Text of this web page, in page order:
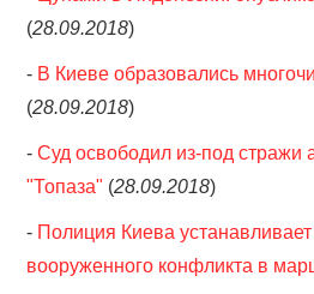
(28.09.2018)
- В Киеве образовались
(28.09.2018)
-Суд освободил из-под стражи
"Топаза" (28.09.2018)
- Полиция Киева устанавливает
вооруженного конфликта в